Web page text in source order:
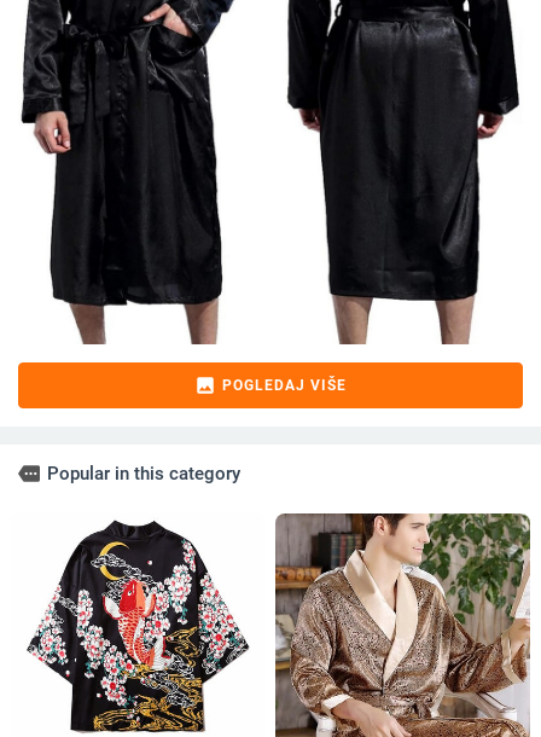
image POGLEDAJ VIŠE
more Popular in this category